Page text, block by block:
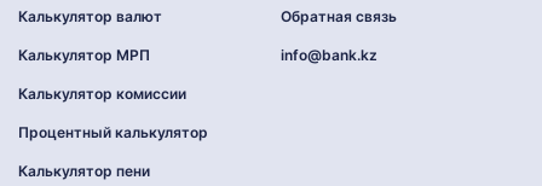
Калькулятор валют
Калькулятор МРП
Калькулятор комиссии
Процентный калькулятор
Калькулятор пени
Обратная связь
info@bank.kz